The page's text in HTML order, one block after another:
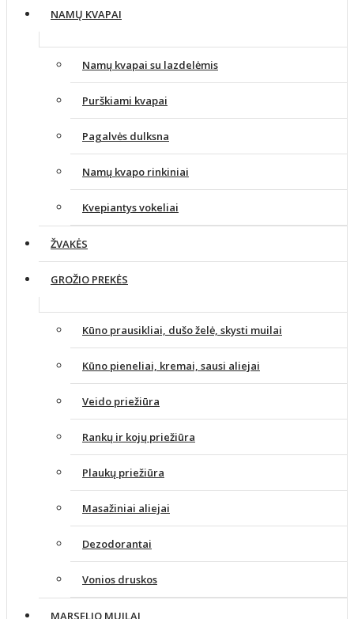
NAMŲ KVAPAI
Namų kvapai su lazdelėmis
Purškiami kvapai
Pagalvės dulksna
Namų kvapo rinkiniai
Kvepiantys vokeliai
ŽVAKĖS
GROŽIO PREKĖS
Kūno prausikliai, dušo želė, skysti muilai
Kūno pieneliai, kremai, sausi aliejai
Veido priežiūra
Rankų ir kojų priežiūra
Plaukų priežiūra
Masažiniai aliejai
Dezodorantai
Vonios druskos
MARSELIO MUILAI